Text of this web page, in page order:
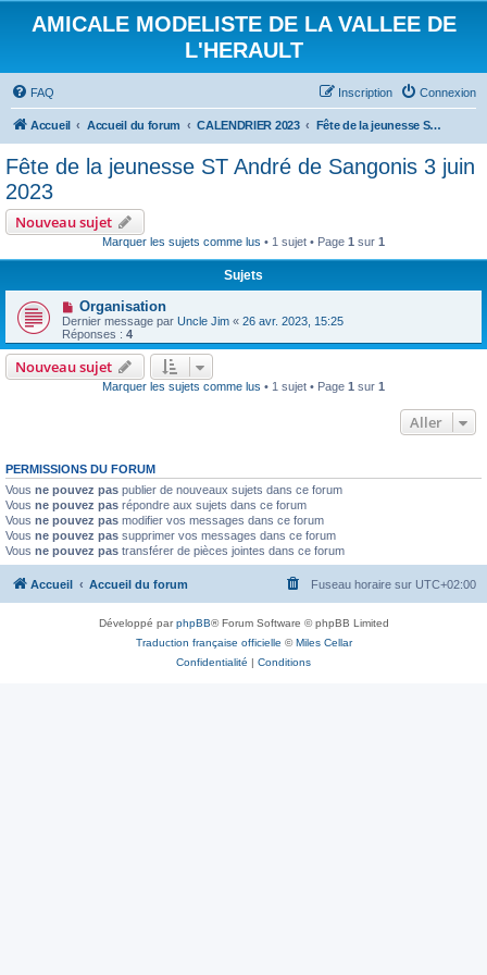
AMICALE MODELISTE DE LA VALLEE DE
L'HERAULT
FAQ Connexion
Inscription
Accueil Accueil du forum CALENDRIER 2023 Fête de la jeunesse ST André de Sangonis 3 juin 2023
Fête de la jeunesse ST André de Sangonis 3 juin
2023
Nouveau sujet
Marquer les sujets comme lus • 1 sujet • Page 1 sur 1
Sujets
Organisation
Dernier message par Uncle Jim « 26 avr. 2023, 15:25
Réponses : 4
Nouveau sujet
Marquer les sujets comme lus • 1 sujet • Page 1 sur 1
Aller
PERMISSIONS DU FORUM
Vous ne pouvez pas publier de nouveaux sujets dans ce forum
Vous ne pouvez pas répondre aux sujets dans ce forum
Vous ne pouvez pas modifier vos messages dans ce forum
Vous ne pouvez pas supprimer vos messages dans ce forum
Vous ne pouvez pas transférer de pièces jointes dans ce forum
Accueil Accueil du forum Fuseau horaire sur UTC+02:00
Développé parphpBB® Forum Software © phpBB Limited
Traduction française officielle ©Miles Cellar
Confidentialité | Conditions